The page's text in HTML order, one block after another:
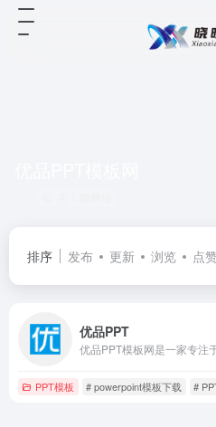
排序 发布 更新 浏览 点
优品PPT
PPT模板 # powerpoint模板下载 #